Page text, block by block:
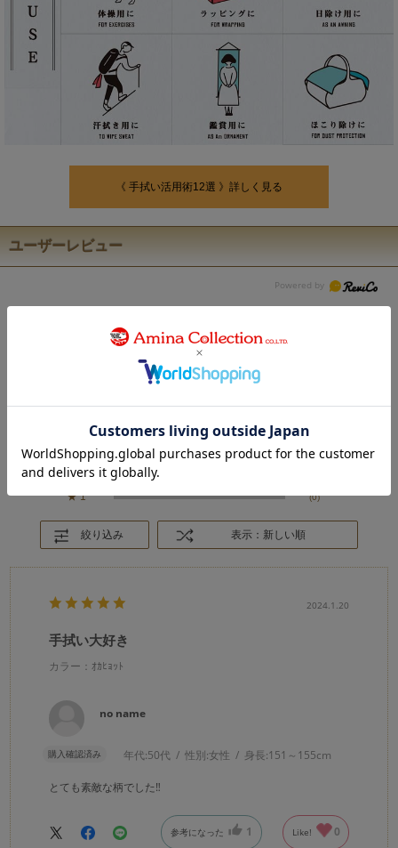
《 手拭い活用術12選 》詳しく見る
ユーザーレビュー
5.0
レビュー件数：1件
★ 5 (1)
★ 3 (0)
★ 2
★ 1 (0)
絞り込み 表示：新しい順
2024.1.20
手拭い大好き
カラー：ｵｶﾋｮｯﾄ
no name
購入確認済み 年代:50代 性別:女性 身長:151～155cm
とても素敵な柄でした‼️
参考になった 1 Like! 0